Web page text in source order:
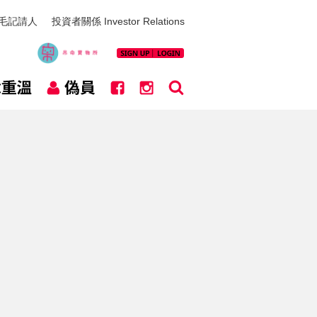
記請人 投資者關係 Investor Relations